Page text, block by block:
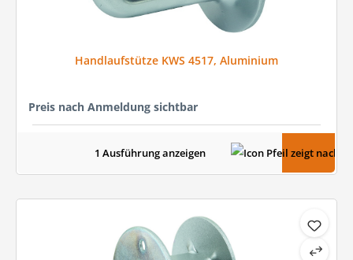
Handlaufstütze KWS 4517, Aluminium
Preis nach Anmeldung sichtbar
1 Ausführung anzeigen